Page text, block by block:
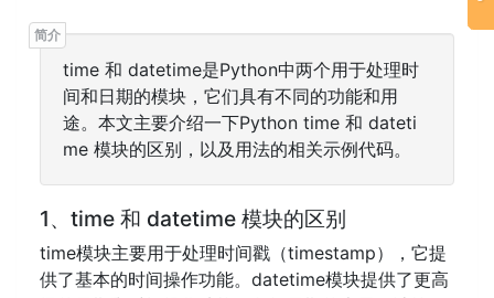
time 和 datetime是Python中两个用于处理时
间和日期的模块，它们具有不同的功能和用
途。本文主要介绍一下Python time 和 dateti
me 模块的区别，以及用法的相关示例代码。
1、time 和 datetime 模块的区别
time模块主要用于处理时间戳（timestamp），它提
供了基本的时间操作功能。datetime模块提供了更高